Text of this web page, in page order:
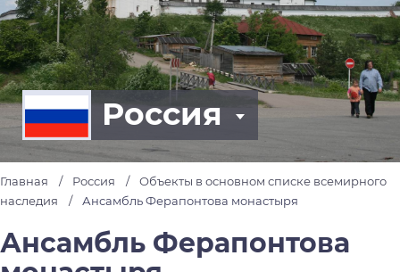
Россия
Главная Россия
Объекты в основном списке всемирного
наследия
Ансамбль Ферапонтова монастыря
Ансамбль Ферапонтова